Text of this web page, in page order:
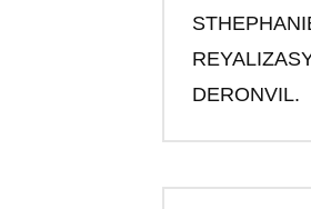
DERONVIL.